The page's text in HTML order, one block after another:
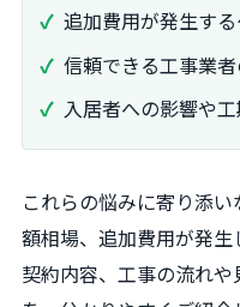
追加費用が発生す
信頼できる工事業
入居者への影響や
これらの悩みに寄り添
額相場、追加費用が発
契約内容、工事の流れ